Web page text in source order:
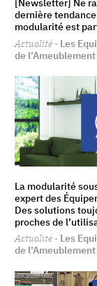
[Newsletter] Ne
dernière
modularité est
Actualité · Les
de
La modularité
expert des
Des solutions
proches de
Actualité · Les
de